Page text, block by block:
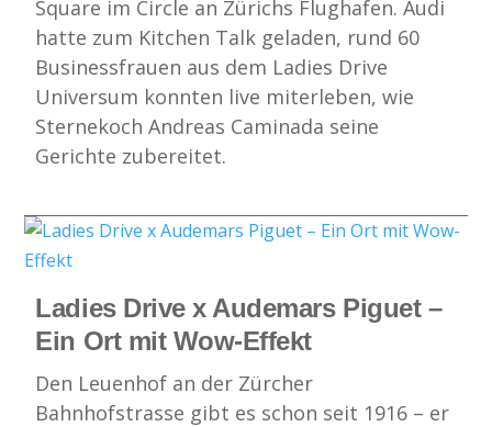
Square im Circle an Zürichs Flughafen. Audi
hatte zum Kitchen Talk geladen, rund 60
Businessfrauen aus dem Ladies Drive
Universum konnten live miterleben, wie
Sternekoch Andreas Caminada seine
Gerichte zubereitet.
Ladies Drive x Audemars Piguet –
Ein Ort mit Wow-Effekt
Den Leuenhof an der Zürcher
Bahnhofstrasse gibt es schon seit 1916 – er